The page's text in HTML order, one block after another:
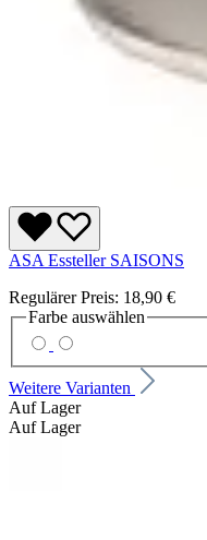
ASA Essteller SAISONS
Regulärer Preis: 18,90 €
Farbe auswählen
Weitere Varianten
Auf Lager
Auf Lager